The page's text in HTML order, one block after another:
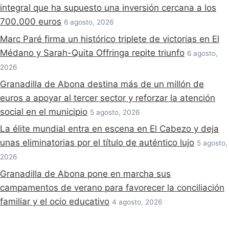
integral que ha supuesto una inversión cercana a los
700.000 euros 6 agosto, 2026
Marc Paré firma un histórico triplete de victorias en El
Médano y Sarah-Quita Offringa repite triunfo 6 agosto,
2026
Granadilla de Abona destina más de un millón de
euros a apoyar al tercer sector y reforzar la atención
social en el municipio 5 agosto, 2026
La élite mundial entra en escena en El Cabezo y deja
unas eliminatorias por el título de auténtico lujo 5 agosto,
2026
Granadilla de Abona pone en marcha sus
campamentos de verano para favorecer la conciliación
familiar y el ocio educativo 4 agosto, 2026